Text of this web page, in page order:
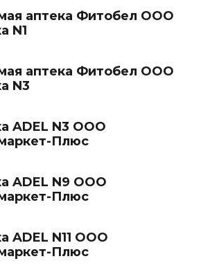
аптека Фитобел ООО
N1
аптека Фитобел ООО
N3
ADEL N3 ООО
Плюс
ADEL N9 ООО
Плюс
ADEL N11 ООО
Плюс